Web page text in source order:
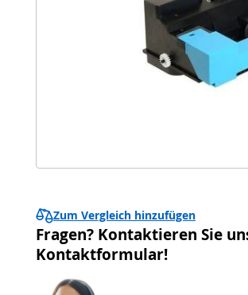
Zum Vergleich hinzufügen
Fragen? Kontaktieren Sie
Kontaktformular!